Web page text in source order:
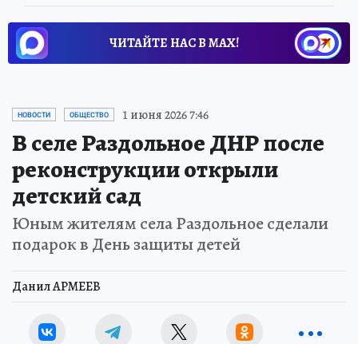
ЧИТАЙТЕ НАС В МАХ!
НОВОСТИ ОБЩЕСТВО 1 июня 2026 7:46
В селе Раздольное ДНР после
реконструкции открыли
детский сад
Юным жителям села Раздольное сделали
подарок в День защиты детей
Данил АРМЕЕВ